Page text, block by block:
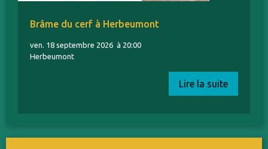
Brâme du cerf à Herbeumont
ven. 18 septembre 2026 à 20:00
Herbeumont
Lire la suite